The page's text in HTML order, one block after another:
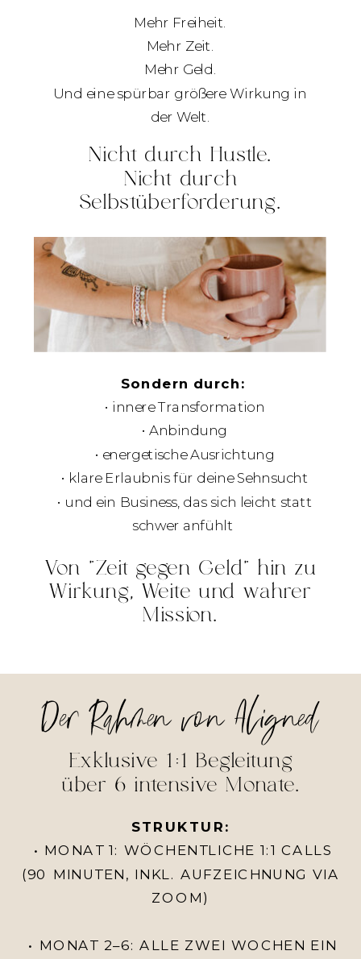
Mehr Freiheit.
Mehr Zeit.
Mehr Geld.
Und eine spürbar größere Wirkung in
der Welt.
Sondern durch:
• innere Transformation
• Anbindung
• energetische Ausrichtung
• klare Erlaubnis für deine Sehnsucht
• und ein Business, das sich leicht statt
schwer anfühlt
Nicht durch Hustle.
Nicht durch
Selbstüberforderung.
Von "Zeit gegen Geld" hin zu
Wirkung, Weite und wahrer
Mission.
STRUKTUR:
• MONAT 1: WÖCHENTLICHE 1:1 CALLS
(90 MINUTEN, INKL. AUFZEICHNUNG VIA
ZOOM)
• MONAT 2–6: ALLE ZWEI WOCHEN EIN
Exklusive 1:1 Begleitung
über 6 intensive Monate.
Der Rahmen von Aligned